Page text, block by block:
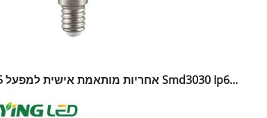
אחריות מותאמת אישית למפעל 5 שנים Smd3030 Ip6...